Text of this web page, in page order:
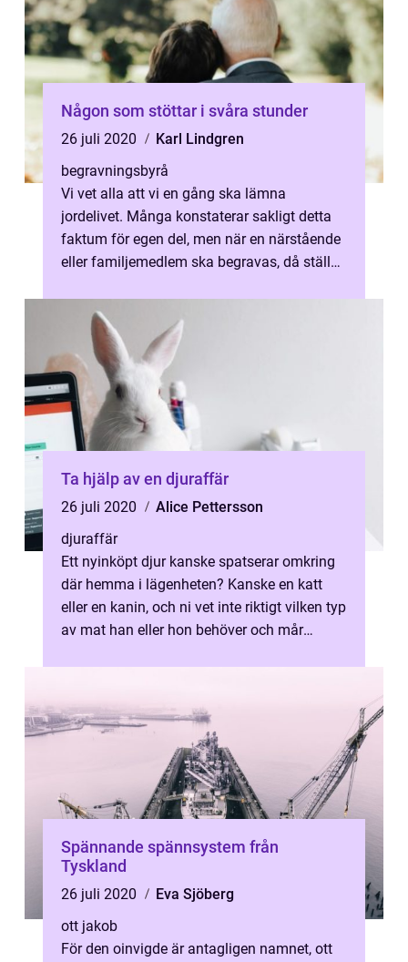
Någon som stöttar i svåra stunder
26 juli 2020
Karl Lindgren
begravningsbyrå
Vi vet alla att vi en gång ska lämna
jordelivet. Många konstaterar sakligt detta
faktum för egen del, men när en närstående
eller familjemedlem ska begravas, då ställs
Ta hjälp av en djuraffär
26 juli 2020
Alice Pettersson
djuraffär
Ett nyinköpt djur kanske spatserar omkring
där hemma i lägenheten? Kanske en katt
eller en kanin, och ni vet inte riktigt vilken typ
av mat han eller hon behöver och mår
Spännande spännsystem från
Tyskland
26 juli 2020
Eva Sjöberg
ott jakob
För den oinvigde är antagligen namnet, ott